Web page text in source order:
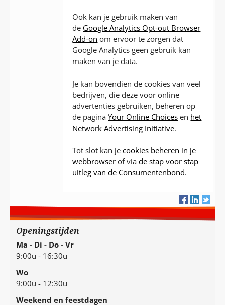
Ook kan je gebruik maken van
de Google Analytics Opt-out Browser
Add-on om ervoor te zorgen dat
Google Analytics geen gebruik kan
maken van je data.
Je kan bovendien de cookies van veel
bedrijven, die deze voor online
advertenties gebruiken, beheren op
de paginaYour Online Choices en het
Network Advertising Initiative.
Tot slot kan jecookies beheren in je
webbrowser of viade stap voor stap
uitleg van de Consumentenbond.
Openingstijden
Ma - Di - Do - Vr
9:00u - 16:30u
Wo
9:00u - 12:30u
Weekend en feestdagen